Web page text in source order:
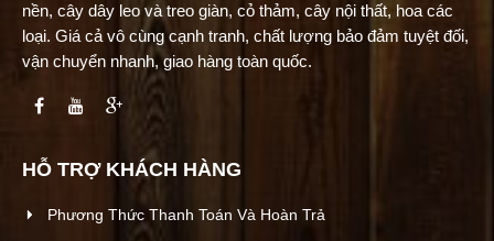
nền, cây dây leo và treo giàn, cỏ thảm, cây nội thất, hoa các
loại. Giá cả vô cùng cạnh tranh, chất lượng bảo đảm tuyệt đối,
vận chuyển nhanh, giao hàng toàn quốc.
HỖ TRỢ KHÁCH HÀNG
Phương Thức Thanh Toán Và Hoàn Trả